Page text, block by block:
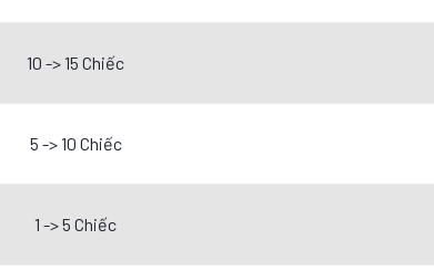
10 -> 15 Chiếc
5 -> 10 Chiếc
1 -> 5 Chiếc